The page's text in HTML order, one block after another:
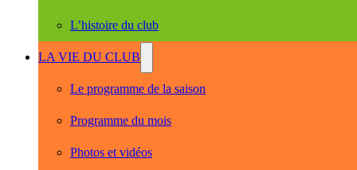
L’histoire du club
LA VIE DU CLUB
Le programme de la saison
Programme du mois
Photos et vidéos